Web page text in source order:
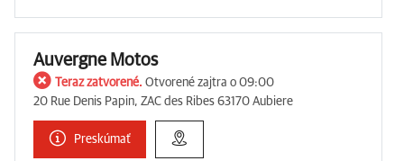
Auvergne Motos
Teraz zatvorené. Otvorené zajtra o 09:00
20 Rue Denis Papin, ZAC des Ribes 63170 Aubiere
Preskúmať